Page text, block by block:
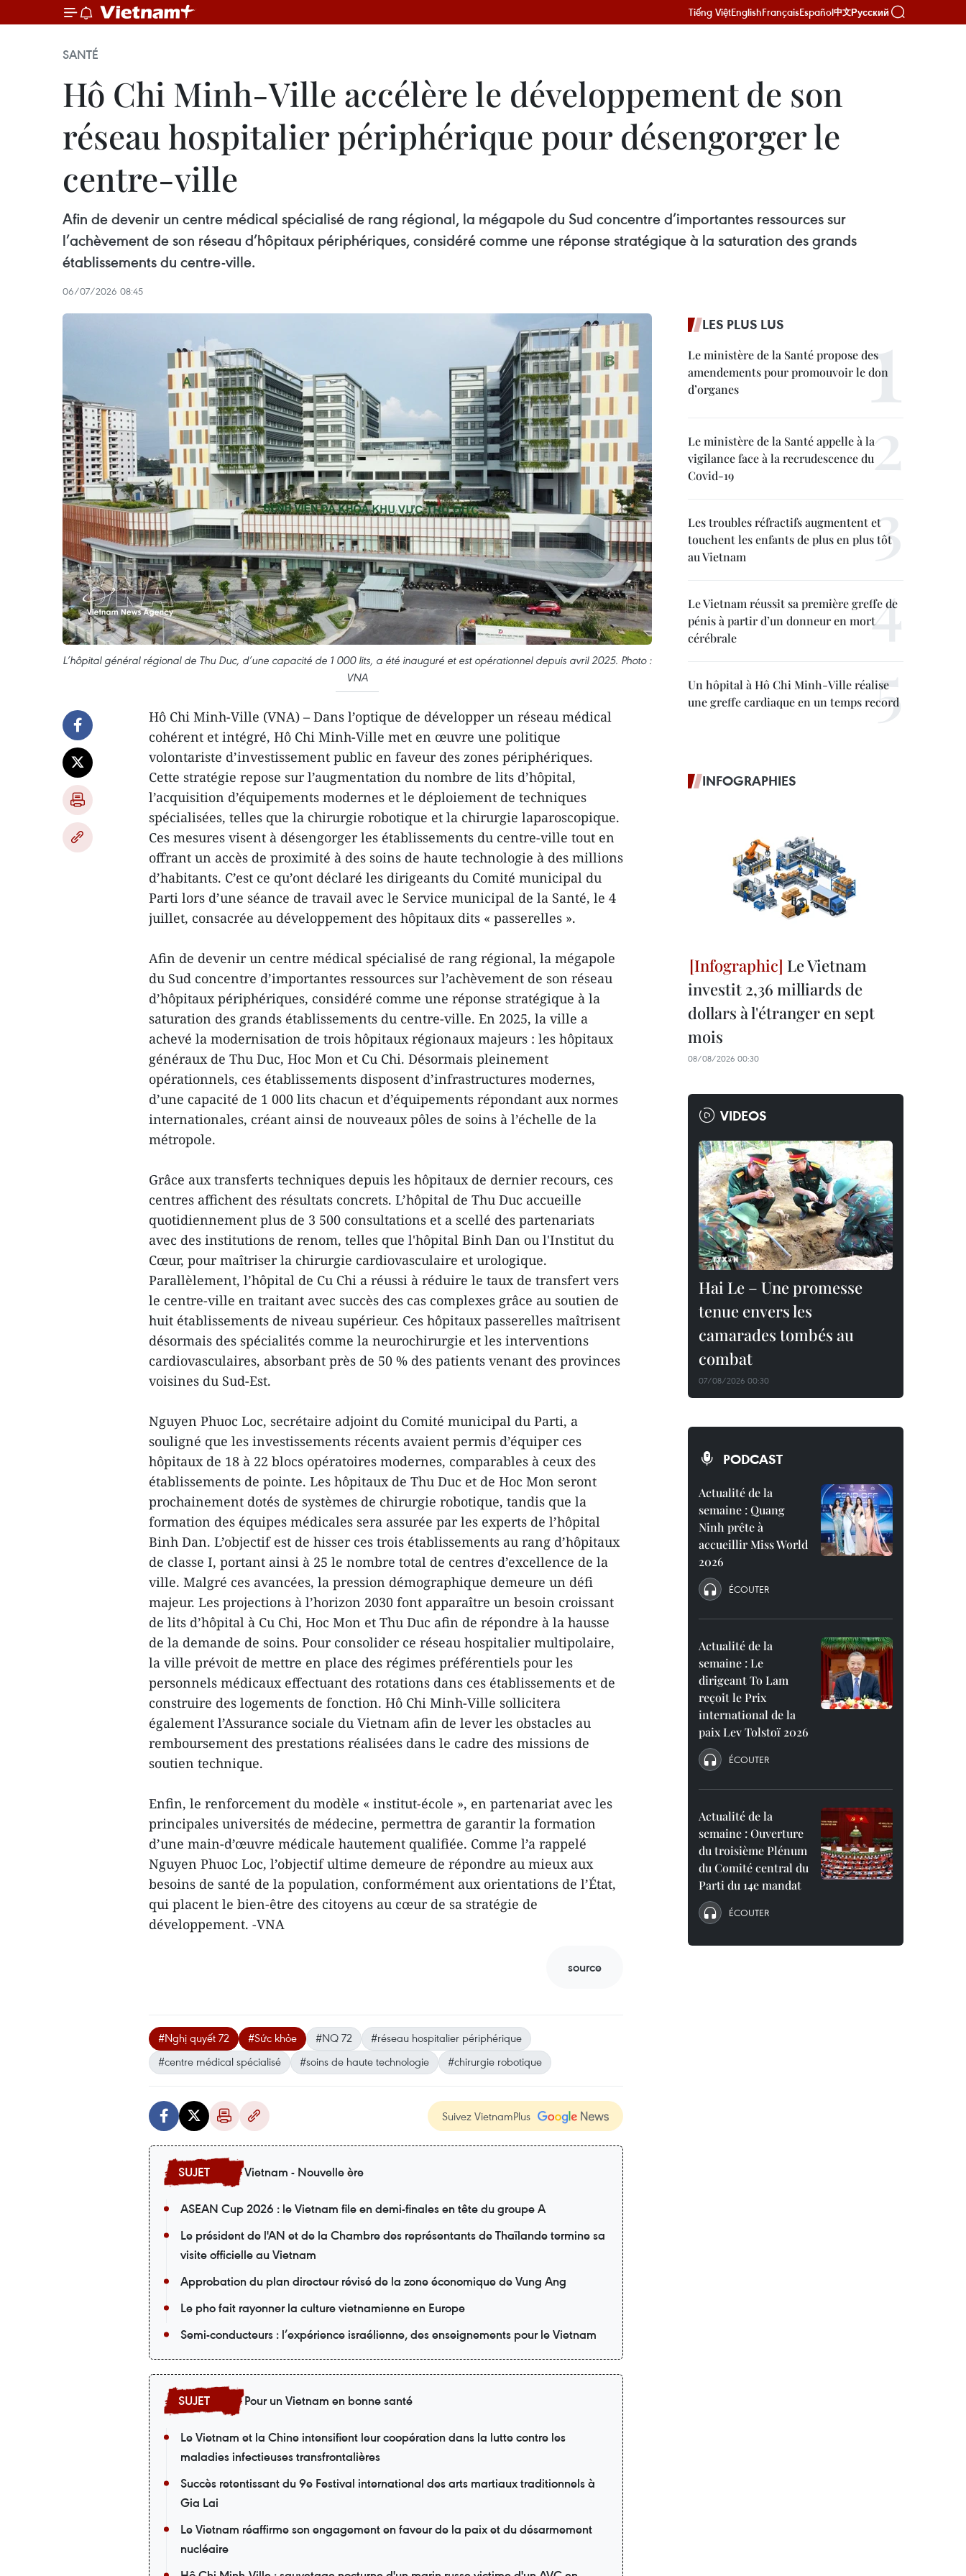
Tiếng ViệtEnglishFrançaisEspañol中文Русский
SANTÉ
Hô Chi Minh-Ville accélère le développement de son
réseau hospitalier périphérique pour désengorger le
centre-ville
Afin de devenir un centre médical spécialisé de rang régional, la mégapole du Sud concentre d’importantes ressources sur
l’achèvement de son réseau d’hôpitaux périphériques, considéré comme une réponse stratégique à la saturation des grands
établissements du centre-ville.
06/07/2026 08:45
L’hôpital général régional de Thu Duc, d’une capacité de 1 000 lits, a été inauguré et est opérationnel depuis avril 2025. Photo :
VNA
Hô Chi Minh-Ville (VNA) – Dans l’optique de développer un réseau médical
cohérent et intégré, Hô Chi Minh-Ville met en œuvre une politique
volontariste d’investissement public en faveur des zones périphériques.
Cette stratégie repose sur l’augmentation du nombre de lits d’hôpital,
l’acquisition d’équipements modernes et le déploiement de techniques
spécialisées, telles que la chirurgie robotique et la chirurgie laparoscopique.
Ces mesures visent à désengorger les établissements du centre-ville tout en
offrant un accès de proximité à des soins de haute technologie à des millions
d’habitants. C’est ce qu’ont déclaré les dirigeants du Comité municipal du
Parti lors d’une séance de travail avec le Service municipal de la Santé, le 4
juillet, consacrée au développement des hôpitaux dits « passerelles ».
Afin de devenir un centre médical spécialisé de rang régional, la mégapole
du Sud concentre d’importantes ressources sur l’achèvement de son réseau
d’hôpitaux périphériques, considéré comme une réponse stratégique à la
saturation des grands établissements du centre-ville. En 2025, la ville a
achevé la modernisation de trois hôpitaux régionaux majeurs : les hôpitaux
généraux de Thu Duc, Hoc Mon et Cu Chi. Désormais pleinement
opérationnels, ces établissements disposent d’infrastructures modernes,
d’une capacité de 1 000 lits chacun et d’équipements répondant aux normes
internationales, créant ainsi de nouveaux pôles de soins à l’échelle de la
métropole.
Grâce aux transferts techniques depuis les hôpitaux de dernier recours, ces
centres affichent des résultats concrets. L’hôpital de Thu Duc accueille
quotidiennement plus de 3 500 consultations et a scellé des partenariats
avec des institutions de renom, telles que l'hôpital Binh Dan ou l'Institut du
Cœur, pour maîtriser la chirurgie cardiovasculaire et urologique.
Parallèlement, l’hôpital de Cu Chi a réussi à réduire le taux de transfert vers
le centre-ville en traitant avec succès des cas complexes grâce au soutien de
huit établissements de niveau supérieur. Ces hôpitaux passerelles maîtrisent
désormais des spécialités comme la neurochirurgie et les interventions
cardiovasculaires, absorbant près de 50 % des patients venant des provinces
voisines du Sud-Est.
Nguyen Phuoc Loc, secrétaire adjoint du Comité municipal du Parti, a
souligné que les investissements récents avaient permis d’équiper ces
hôpitaux de 18 à 22 blocs opératoires modernes, comparables à ceux des
établissements de pointe. Les hôpitaux de Thu Duc et de Hoc Mon seront
prochainement dotés de systèmes de chirurgie robotique, tandis que la
formation des équipes médicales sera assurée par les experts de l’hôpital
Binh Dan. L’objectif est de hisser ces trois établissements au rang d’hôpitaux
de classe I, portant ainsi à 25 le nombre total de centres d’excellence de la
ville. Malgré ces avancées, la pression démographique demeure un défi
majeur. Les projections à l’horizon 2030 font apparaître un besoin croissant
de lits d’hôpital à Cu Chi, Hoc Mon et Thu Duc afin de répondre à la hausse
de la demande de soins. Pour consolider ce réseau hospitalier multipolaire,
la ville prévoit de mettre en place des régimes préférentiels pour les
personnels médicaux effectuant des rotations dans ces établissements et de
construire des logements de fonction. Hô Chi Minh-Ville sollicitera
également l’Assurance sociale du Vietnam afin de lever les obstacles au
remboursement des prestations réalisées dans le cadre des missions de
soutien technique.
Enfin, le renforcement du modèle « institut-école », en partenariat avec les
principales universités de médecine, permettra de garantir la formation
d’une main-d’œuvre médicale hautement qualifiée. Comme l’a rappelé
Nguyen Phuoc Loc, l’objectif ultime demeure de répondre au mieux aux
besoins de santé de la population, conformément aux orientations de l’État,
qui placent le bien-être des citoyens au cœur de sa stratégie de
développement. -VNA
source
#Nghị quyết 72 #Sức khỏe #NQ 72
#réseau hospitalier périphérique
#centre médical spécialisé
#soins de haute technologie #chirurgie robotique
Suivez VietnamPlus
Vietnam - Nouvelle ère
ASEAN Cup 2026 : le Vietnam file en demi-finales en tête du groupe A
Le président de l'AN et de la Chambre des représentants de Thaïlande termine sa
visite officielle au Vietnam
Approbation du plan directeur révisé de la zone économique de Vung Ang
Le pho fait rayonner la culture vietnamienne en Europe
Semi-conducteurs : l’expérience israélienne, des enseignements pour le Vietnam
Pour un Vietnam en bonne santé
Le Vietnam et la Chine intensifient leur coopération dans la lutte contre les
maladies infectieuses transfrontalières
Succès retentissant du 9e Festival international des arts martiaux traditionnels à
Gia Lai
Le Vietnam réaffirme son engagement en faveur de la paix et du désarmement
nucléaire
LES PLUS LUS
Le ministère de la Santé propose des
amendements pour promouvoir le don
d’organes
Le ministère de la Santé appelle à la
vigilance face à la recrudescence du
Covid-19
Les troubles réfractifs augmentent et
touchent les enfants de plus en plus tôt
au Vietnam
Le Vietnam réussit sa première greffe de
pénis à partir d’un donneur en mort
cérébrale
Un hôpital à Hô Chi Minh-Ville réalise
une greffe cardiaque en un temps record
INFOGRAPHIES
Le Vietnam
investit 2,36 milliards de
dollars à l'étranger en sept
mois
08/08/2026 00:30
VIDEOS
Hai Le – Une promesse
tenue envers les
camarades tombés au
combat
07/08/2026 00:30
PODCAST
Actualité de la
semaine : Quang
Ninh prête à
accueillir Miss World
2026
ÉCOUTER
Actualité de la
semaine : Le
dirigeant To Lam
reçoit le Prix
international de la
paix Lev Tolstoï 2026
ÉCOUTER
Actualité de la
semaine : Ouverture
du troisième Plénum
du Comité central du
Parti du 14e mandat
ÉCOUTER